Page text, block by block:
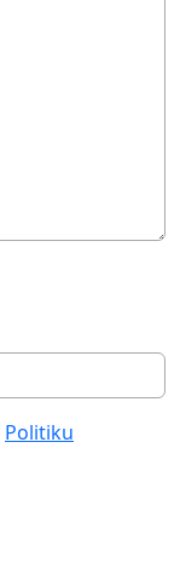
Politiku